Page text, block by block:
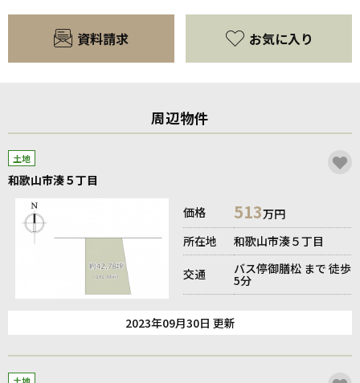
資料請求 お気に入り
周辺物件
土地
和歌山市湊５丁目
価格
513万円
所在地
和歌山市湊５丁目
交通 バス停御膳松 まで 徒歩
5分
2023年09月30日 更新